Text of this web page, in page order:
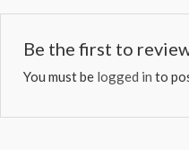
Be the first to
You must be logged in to